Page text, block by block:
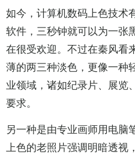
如今，计算机数码上色技术
软件，三秒钟就可以为一张
在很受欢迎。不过在秦风看
薄的两三种淡色，更像一种
业领域，诸如纪录片、展览
要求。
另一种是由专业画师用电脑
上色的老照片强调明暗透